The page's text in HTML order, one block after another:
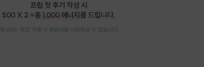
프립 첫 후기 작성 시
500 X 2 =총 1,000 에너지를 드립니다.
에너지는 프립 구매 시 현금처럼 사용하실 수 있습니다.